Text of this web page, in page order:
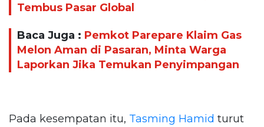
Tembus Pasar Global
Baca Juga : Pemkot Parepare Klaim Gas
Melon Aman di Pasaran, Minta Warga
Laporkan Jika Temukan Penyimpangan
Pada kesempatan itu, Tasming Hamid turut